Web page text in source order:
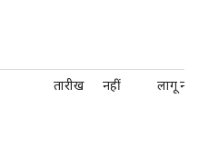
तारीख नहीं लागू नहीं